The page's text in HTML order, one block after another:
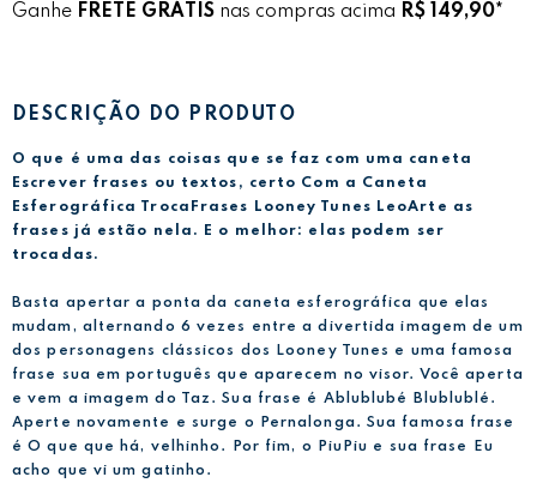
Ganhe FRETE GRÁTIS nas compras acima R$ 149,90*
DESCRIÇÃO DO PRODUTO
O que é uma das coisas que se faz com uma caneta
Escrever frases ou textos, certo Com a Caneta
Esferográfica TrocaFrases Looney Tunes LeoArte as
frases já estão nela. E o melhor: elas podem ser
trocadas.
Basta apertar a ponta da caneta esferográfica que elas
mudam, alternando 6 vezes entre a divertida imagem de um
dos personagens clássicos dos Looney Tunes e uma famosa
frase sua em português que aparecem no visor. Você aperta
e vem a imagem do Taz. Sua frase é Ablublubé Blublublé.
Aperte novamente e surge o Pernalonga. Sua famosa frase
é O que que há, velhinho. Por fim, o PiuPiu e sua frase Eu
acho que vi um gatinho.